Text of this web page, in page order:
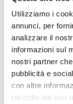
Utilizziamo i
annunci, per
analizzare il
informazioni sul
nostri partner
pubblicità e
con altre
raccolto dal suo
da OTTICA
Showing all 2